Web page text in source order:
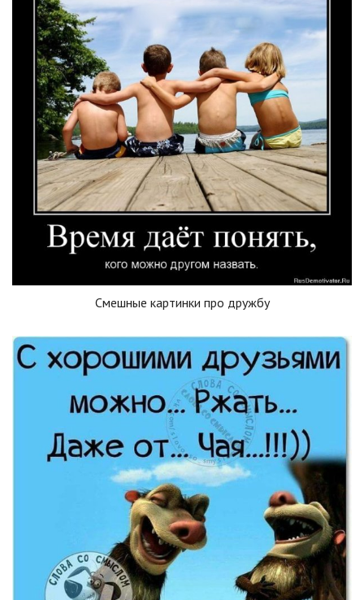
Смешные картинки про дружбу